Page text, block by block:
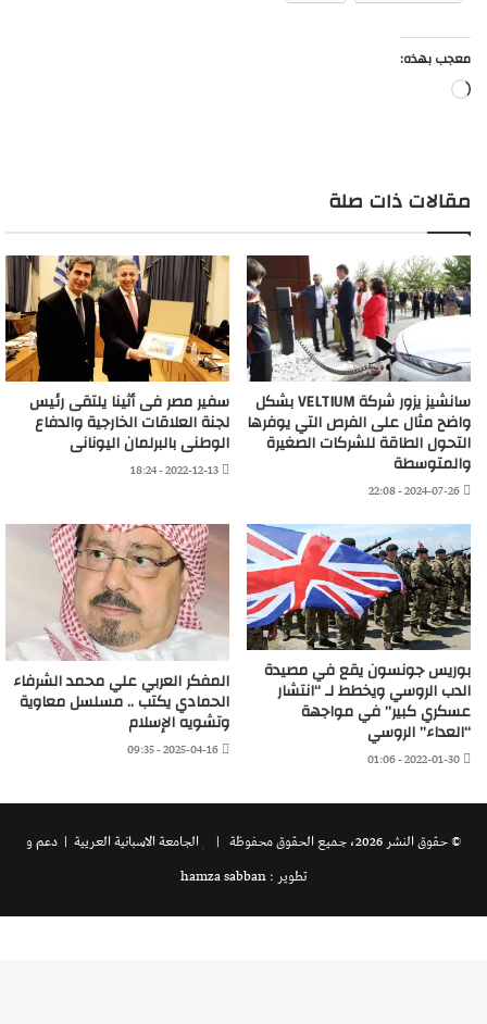
معجب بهذه:
جاري
مقالات ذات صلة
سانشيز يزور شركة VELTIUM بشكل
واضح مثال على الفرص التي يوفرها
التحول الطاقة للشركات الصغيرة
والمتوسطة
2024-07-26 - 22:08
سفير مصر فى أثينا يلتقى رئيس
لجنة العلاقات الخارجية والدفاع
الوطنى بالبرلمان اليونانى
2022-12-13 - 18:24
بوريس جونسون يقع في مصيدة
الدب الروسي ويخطط لـ “انتشار
عسكري كبير” في مواجهة
“العداء” الروسي
2022-01-30 - 01:06
المفكر العربي علي محمد الشرفاء
الحمادي يكتب .. مسلسل معاوية
وتشويه الإسلام
2025-04-16 - 09:35
© حقوق النشر 2026، جميع الحقوق محفوظة | الجامعة الاسبانية العريية | دعم و
تطوير : hamza sabban